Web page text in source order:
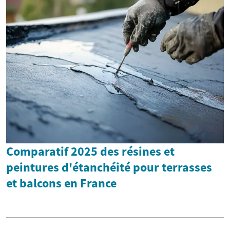
Comparatif 2025 des résines et
peintures d'étanchéité pour terrasses
et balcons en France